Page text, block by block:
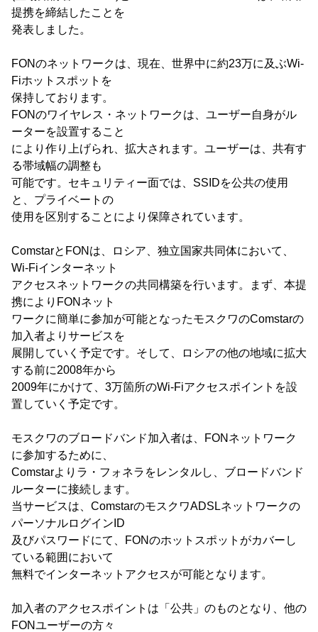
提携を締結したことを
発表しました。
FONのネットワークは、現在、世界中に約23万に及ぶWi-
Fiホットスポットを
保持しております。
FONのワイヤレス・ネットワークは、ユーザー自身がル
ーターを設置すること
により作り上げられ、拡大されます。ユーザーは、共有す
る帯域幅の調整も
可能です。セキュリティー面では、SSIDを公共の使用
と、プライベートの
使用を区別することにより保障されています。
ComstarとFONは、ロシア、独立国家共同体において、
Wi-Fiインターネット
アクセスネットワークの共同構築を行います。まず、本提
携によりFONネット
ワークに簡単に参加が可能となったモスクワのComstarの
加入者よりサービスを
展開していく予定です。そして、ロシアの他の地域に拡大
する前に2008年から
2009年にかけて、3万箇所のWi-Fiアクセスポイントを設
置していく予定です。
モスクワのブロードバンド加入者は、FONネットワーク
に参加するために、
Comstarよりラ・フォネラをレンタルし、ブロードバンド
ルーターに接続します。
当サービスは、ComstarのモスクワADSLネットワークの
パーソナルログインID
及びパスワードにて、FONのホットスポットがカバーし
ている範囲において
無料でインターネットアクセスが可能となります。
加入者のアクセスポイントは「公共」のものとなり、他の
FONユーザーの方々